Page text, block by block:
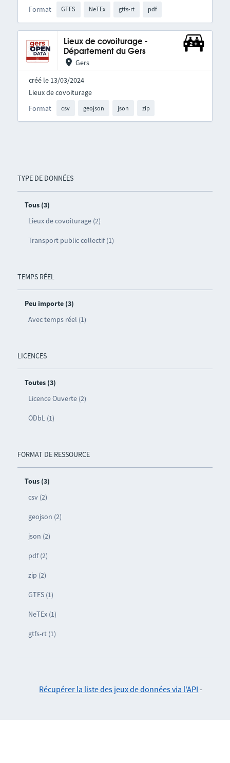
TYPE DE DONNÉES
Tous (3)
Lieux de covoiturage (2)
Transport public collectif (1)
TEMPS RÉEL
Peu importe (3)
Avec temps réel (1)
LICENCES
Toutes (3)
Licence Ouverte (2)
ODbL (1)
FORMAT DE RESSOURCE
Tous (3)
csv (2)
geojson (2)
json (2)
pdf (2)
zip (2)
GTFS (1)
NeTEx (1)
gtfs-rt (1)
Format GTFS NeTEx gtfs-rt pdf
Lieux de covoiturage -
Département du Gers
Gers
créé le 13/03/2024
Format csv geojson json zip
Lieux de covoiturage
Récupérer la liste des jeux de données via l'API -